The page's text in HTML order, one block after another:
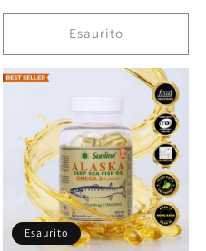
di
Esaurito
Esaurito